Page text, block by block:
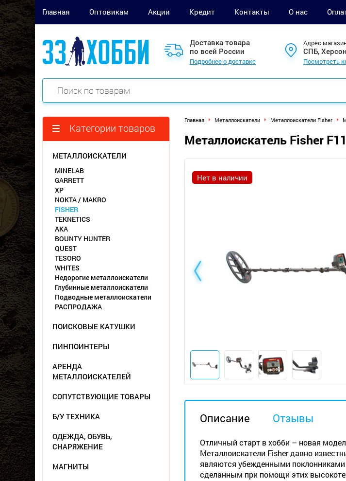
Главная Оптовикам Акции Кредит Контакты О нас
Доставка товара
по всей России
Подробнее о доставке
Адрес
СПБ,
Посмотреть
Категории товаров
МЕТАЛЛОИСКАТЕЛИ
MINELAB
GARRETT
XP
NOKTA / MAKRO
FISHER
TEKNETICS
АКА
BOUNTY HUNTER
QUEST
TESORO
WHITES
Недорогие металлоискатели
Глубинные металлоискатели
Подводные металлоискатели
РАСПРОДАЖА
ПОИСКОВЫЕ КАТУШКИ
ПИНПОИНТЕРЫ
АРЕНДА
МЕТАЛЛОИСКАТЕЛЕЙ
СОПУТСТВУЮЩИЕ ТОВАРЫ
Б/У ТЕХНИКА
ОДЕЖДА, ОБУВЬ,
СНАРЯЖЕНИЕ
МАГНИТЫ
Главная Металлоискатели Металлоискатели Fisher
Металлоискатель Fisher
Нет в наличии
Описание Отзывы
Отличный старт в хобби – новая
Металлоискатели Fisher давно
являются убежденными
сделанным при помощи этих